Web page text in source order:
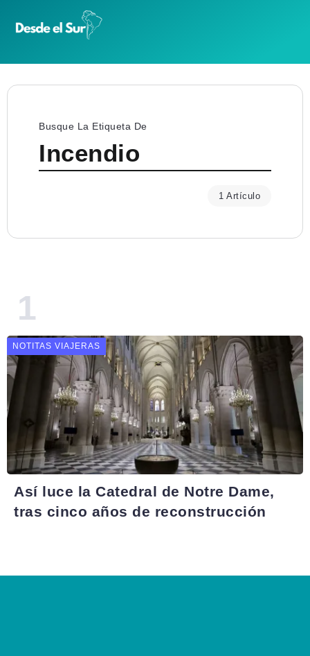
Busque La Etiqueta De
Incendio
1 Artículo
NOTITAS VIAJERAS
Así luce la Catedral de Notre Dame,
tras cinco años de reconstrucción